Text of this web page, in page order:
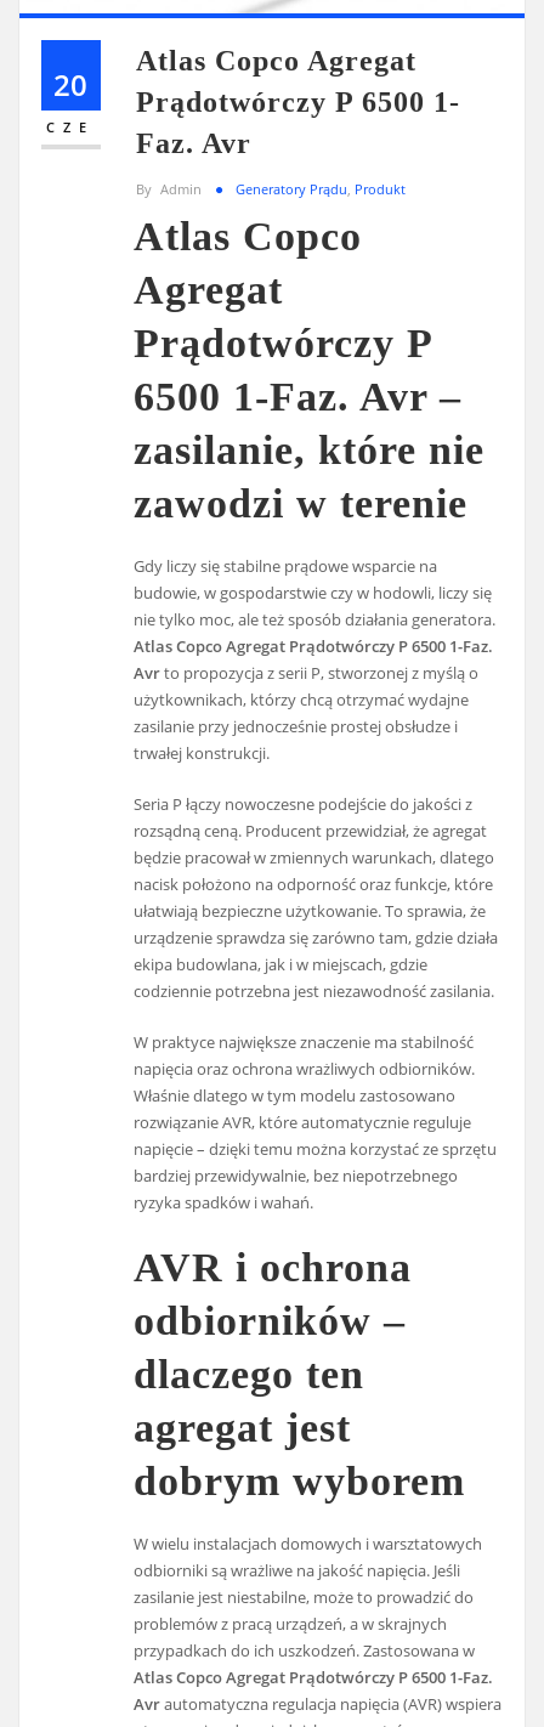
20
CZE
Atlas Copco Agregat
Prądotwórczy P 6500 1-
Faz. Avr
By Admin Generatory Prądu Produkt
Atlas Copco
Agregat
Prądotwórczy P
6500 1-Faz. Avr –
zasilanie, które nie
zawodzi w terenie
Gdy liczy się stabilne prądowe wsparcie na
budowie, w gospodarstwie czy w hodowli, liczy się
nie tylko moc, ale też sposób działania generatora.
Atlas Copco Agregat Prądotwórczy P 6500 1-Faz.
Avrto propozycja z serii P, stworzonej z myślą o
użytkownikach, którzy chcą otrzymać wydajne
zasilanie przy jednocześnie prostej obsłudze i
trwałej konstrukcji.
Seria P łączy nowoczesne podejście do jakości z
rozsądną ceną. Producent przewidział, że agregat
będzie pracował w zmiennych warunkach, dlatego
nacisk położono na odporność oraz funkcje, które
ułatwiają bezpieczne użytkowanie. To sprawia, że
urządzenie sprawdza się zarówno tam, gdzie działa
ekipa budowlana, jak i w miejscach, gdzie
codziennie potrzebna jest niezawodność zasilania.
W praktyce największe znaczenie ma stabilność
napięcia oraz ochrona wrażliwych odbiorników.
Właśnie dlatego w tym modelu zastosowano
rozwiązanie AVR, które automatycznie reguluje
napięcie – dzięki temu można korzystać ze sprzętu
bardziej przewidywalnie, bez niepotrzebnego
ryzyka spadków i wahań.
AVR i ochrona
odbiorników –
dlaczego ten
agregat jest
dobrym wyborem
W wielu instalacjach domowych i warsztatowych
odbiorniki są wrażliwe na jakość napięcia. Jeśli
zasilanie jest niestabilne, może to prowadzić do
problemów z pracą urządzeń, a w skrajnych
przypadkach do ich uszkodzeń. Zastosowana w
Atlas Copco Agregat Prądotwórczy P 6500 1-Faz.
Avrautomatyczna regulacja napięcia (AVR) wspiera